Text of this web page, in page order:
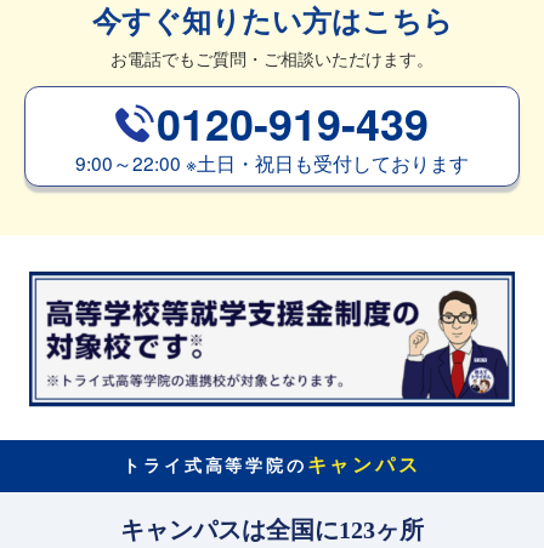
今すぐ知りたい方はこちら
お電話でもご質問・ご相談いただけます。
0120-919-439
9:00～22:00 ※土日・祝日も受付しております
トライ式高等学院の キャンパス
キャンパスは全国に123ヶ所